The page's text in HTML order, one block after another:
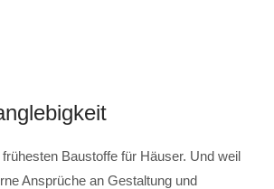
Baustoffe für Häuser. Und weil
Ansprüche an Gestaltung und